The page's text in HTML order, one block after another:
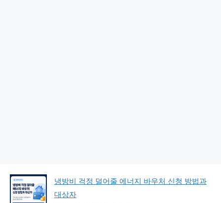
냉방비 걱정 덜어줄 에너지 바우처 신청 방법과
대상자